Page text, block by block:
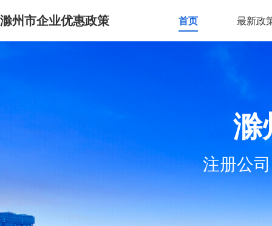
滁州市企业优惠政策 首页 最新政
滁
注册公